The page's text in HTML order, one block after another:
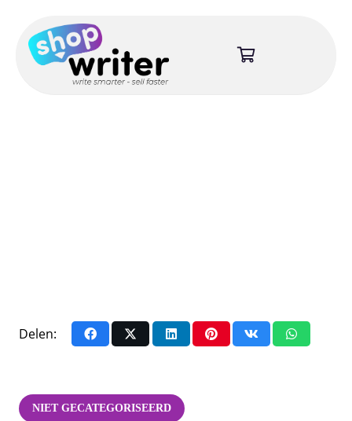
Delen:
NIET GECATEGORISEERD